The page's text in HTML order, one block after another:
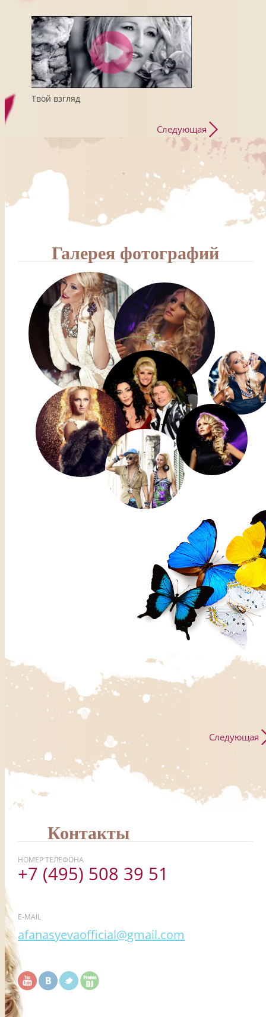
Твой взгляд
Следующая
Галерея фотографий
Следующая
Контакты
НОМЕР ТЕЛЕФОНА
+7 (495) 508 39 51
E-MAIL
afanasyevaofficial@gmail.com